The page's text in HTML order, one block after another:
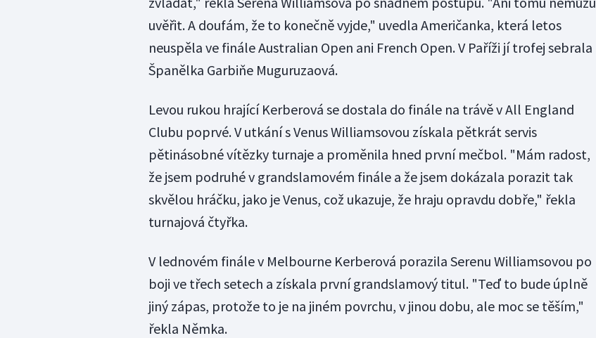
uvěřit. A doufám, že to konečně vyjde," uvedla Američanka, která letos
neuspěla ve finále Australian Open ani French Open. V Paříži jí trofej sebrala
Španělka Garbiňe Muguruzaová.
Levou rukou hrající Kerberová se dostala do finále na trávě v All England
Clubu poprvé. V utkání s Venus Williamsovou získala pětkrát servis
pětinásobné vítězky turnaje a proměnila hned první mečbol. "Mám radost,
že jsem podruhé v grandslamovém finále a že jsem dokázala porazit tak
skvělou hráčku, jako je Venus, což ukazuje, že hraju opravdu dobře," řekla
turnajová čtyřka.
V lednovém finále v Melbourne Kerberová porazila Serenu Williamsovou po
boji ve třech setech a získala první grandslamový titul. "Teď to bude úplně
jiný zápas, protože to je na jiném povrchu, v jinou dobu, ale moc se těším,"
řekla Němka.